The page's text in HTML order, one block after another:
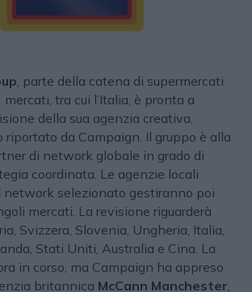
, parte della catena di supermercati
tra cui l’Italia, è pronta a
della sua agenzia creativa,
riportato da Campaign. Il gruppo è alla
di network globale in grado di
coordinata. Le agenzie locali
selezionato gestiranno poi
mercati. La revisione riguarderà
Svizzera, Slovenia, Ungheria, Italia,
Stati Uniti, Australia e Cina. La
in corso, ma Campaign ha appreso
britannica McCann Manchester